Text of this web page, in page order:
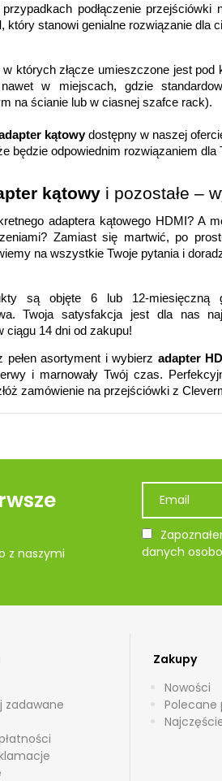
podłączenie
, który stanowi genialne rozwiązanie dla
w których złącze umieszczone jest pod
w miejscach, gdzie
na ścianie lub w ciasnej szafce rack).
kątowy dostępny w naszej
będzie odpowiednim rozwiązaniem dla
kątowy i pozostałe –
adaptera kątowego HDMI? A
Zamiast się martwić, po
na wszystkie Twoje pytania i
są objęte 6 lub 12-miesięczną
Twoja satysfakcja jest dla nas
ciągu 14 dni od zakupu!
pełen asortyment i wybierz adapter
i marnowały Twój czas.
zamówienie na przejściówki z
z naszymi
danych
zadawane
Zakupy
Nowości
Polecane